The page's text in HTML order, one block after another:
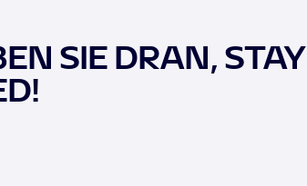
SIE DRAN, STAY